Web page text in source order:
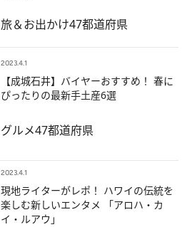
旅＆お出かけ47都道府県
2023.4.1
【成城石井】バイヤーおすすめ！ 春に
ぴったりの最新手土産6選
グルメ47都道府県
2023.4.1
現地ライターがレポ！ ハワイの伝統を
楽しむ新しいエンタメ 「アロハ・カ
イ・ルアウ」